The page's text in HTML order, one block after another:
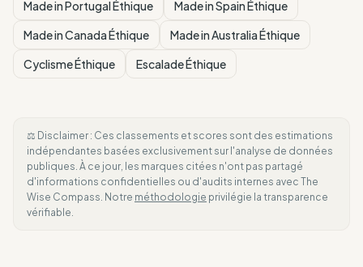
Made in Portugal Éthique
Made in Spain Éthique
Made in Canada Éthique
Made in Australia Éthique
Cyclisme Éthique
Escalade Éthique
⚖️ Disclaimer : Ces classements et scores sont des estimations
indépendantes basées exclusivement sur l'analyse de données
publiques. À ce jour, les marques citées n'ont pas partagé
d'informations confidentielles ou d'audits internes avec The
Wise Compass. Notre méthodologie privilégie la transparence
vérifiable.